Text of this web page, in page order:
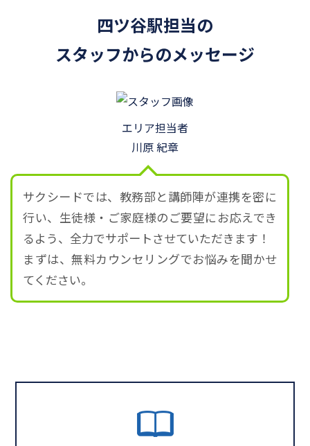
四ツ谷駅担当の
スタッフからのメッセージ
エリア担当者
川原 紀章
サクシードでは、教務部と講師陣が連携を密に
行い、生徒様・ご家庭様のご要望にお応えでき
るよう、全力でサポートさせていただきます！
まずは、無料カウンセリングでお悩みを聞かせ
てください。